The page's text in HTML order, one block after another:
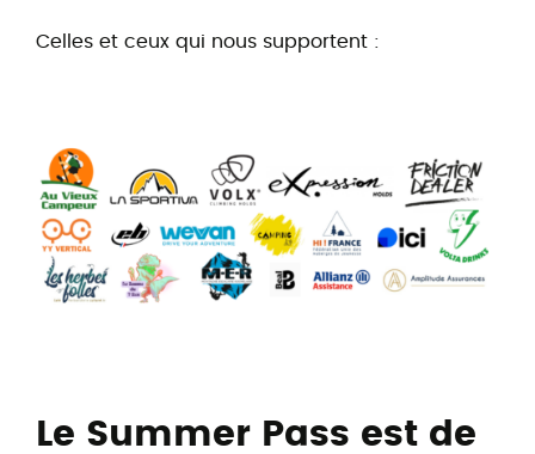
Celles et ceux qui nous supportent :
Le Summer Pass est de